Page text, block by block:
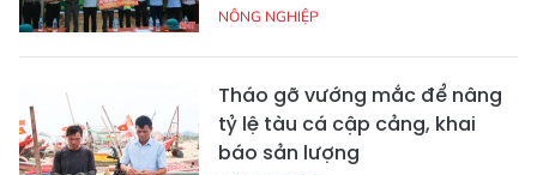
NÔNG NGHIỆP
Tháo gỡ vướng mắc để nâng
tỷ lệ tàu cá cập cảng, khai
báo sản lượng